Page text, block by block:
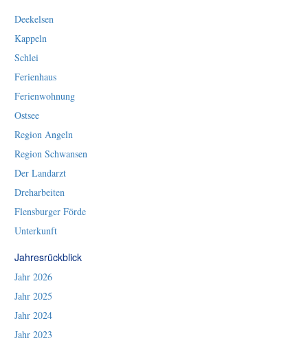
Deekelsen
Kappeln
Schlei
Ferienhaus
Ferienwohnung
Ostsee
Region Angeln
Region Schwansen
Der Landarzt
Dreharbeiten
Flensburger Förde
Unterkunft
Jahresrückblick
Jahr 2026
Jahr 2025
Jahr 2024
Jahr 2023